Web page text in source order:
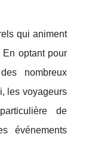
qui animent
En optant pour
nombreux
les voyageurs
de
événements